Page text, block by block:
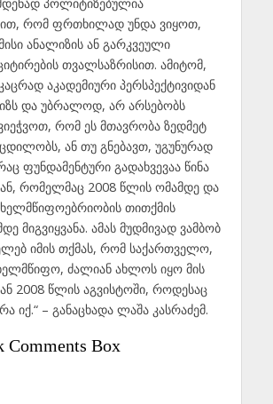
რომ ფრთხილად უნდა ვიყოთ,
ანალიზის ან გარკვეული
თვალსაზრისით. ამიტომ,
აკადემიური პერსპექტივიდან
და უბრალოდ, არ არსებობს
რომ ეს მთავრობა ზედმეტ
ან თუ გნებავთ, უგუნურად
ფუნდამენტური გადახვევაა წინა
რომელმაც 2008 წლის ომამდე და
თითქმის
მიგვიყვანა. ამას მუდმივად ვამბობ
იმის თქმას, რომ საქართველო,
ძალიან ახლოს იყო მის
2008 წლის აგვისტოში, როდესაც
იქ.“ – განაცხადა ლაშა კასრაძემ.
Comments Box